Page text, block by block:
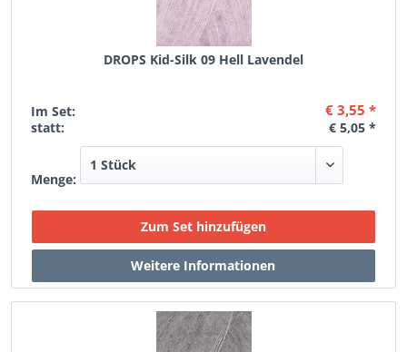
DROPS Kid-Silk 09 Hell Lavendel
Im Set: € 3,55 *
statt: € 5,05 *
Menge: